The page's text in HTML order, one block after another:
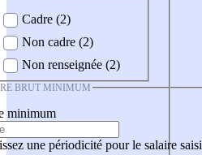
Cadre (2)
Non cadre (2)
Non renseignée (2)
BRUT MINIMUM
minimum
une périodicité pour le salaire saisi